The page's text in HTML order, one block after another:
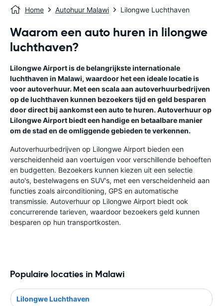
Home Autohuur Malawi Lilongwe Luchthaven
Waarom een auto huren in lilongwe
luchthaven?
Lilongwe Airport is de belangrijkste internationale
luchthaven in Malawi, waardoor het een ideale locatie is
voor autoverhuur. Met een scala aan autoverhuurbedrijven
op de luchthaven kunnen bezoekers tijd en geld besparen
door direct bij aankomst een auto te huren. Autoverhuur op
Lilongwe Airport biedt een handige en betaalbare manier
om de stad en de omliggende gebieden te verkennen.
Autoverhuurbedrijven op Lilongwe Airport bieden een
verscheidenheid aan voertuigen voor verschillende behoeften
en budgetten. Bezoekers kunnen kiezen uit een selectie
auto's, bestelwagens en SUV's, met een verscheidenheid aan
functies zoals airconditioning, GPS en automatische
transmissie. Autoverhuur op Lilongwe Airport biedt ook
concurrerende tarieven, waardoor bezoekers geld kunnen
besparen op hun transportkosten.
Populaire locaties in Malawi
Lilongwe Luchthaven